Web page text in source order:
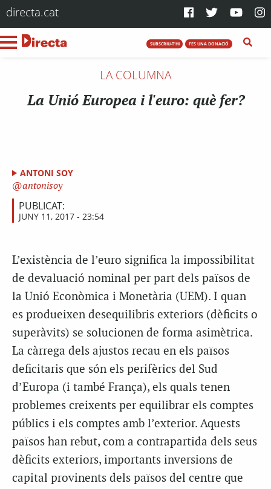
directa.cat
SUBSCRIU-T'HI FES UNA DONACIÓ
LA COLUMNA
La Unió Europea i l'euro: què fer?
ANTONI SOY
antonisoy
PUBLICAT:
JUNY 11, 2017 - 23:54
L’existència de l’euro significa la impossibilitat
de devaluació nominal per part dels països de
la Unió Econòmica i Monetària (UEM). I quan
es produeixen desequilibris exteriors (dèficits o
superàvits) se solucionen de forma asimètrica.
La càrrega dels ajustos recau en els països
deficitaris que són els perifèrics del Sud
d’Europa (i també França), els quals tenen
problemes creixents per equilibrar els comptes
públics i els comptes amb l’exterior. Aquests
països han rebut, com a contrapartida dels seus
dèficits exteriors, importants inversions de
capital provinents dels països del centre que